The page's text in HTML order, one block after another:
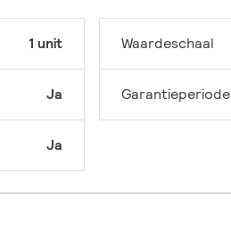
1 unit
Ja
Ja
Waardeschaal
Garantieperiode